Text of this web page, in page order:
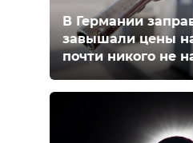
В Германии
завышали цены
почти никого не